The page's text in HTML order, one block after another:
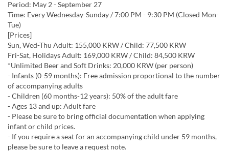
Period: May 2 - September 27
Time: Every Wednesday-Sunday / 7:00 PM - 9:30 PM (Closed Mon-
Tue)
[Prices]
Sun, Wed-Thu Adult: 155,000 KRW / Child: 77,500 KRW
Fri-Sat, Holidays Adult: 169,000 KRW / Child: 84,500 KRW
*Unlimited Beer and Soft Drinks: 20,000 KRW (per person)
- Infants (0-59 months): Free admission proportional to the number
of accompanying adults
- Children (60 months-12 years): 50% of the adult fare
- Ages 13 and up: Adult fare
- Please be sure to bring official documentation when applying
infant or child prices.
- If you require a seat for an accompanying child under 59 months,
please be sure to leave a request note.